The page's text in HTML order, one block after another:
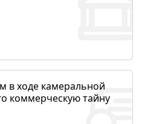
в ходе камеральной
коммерческую тайну